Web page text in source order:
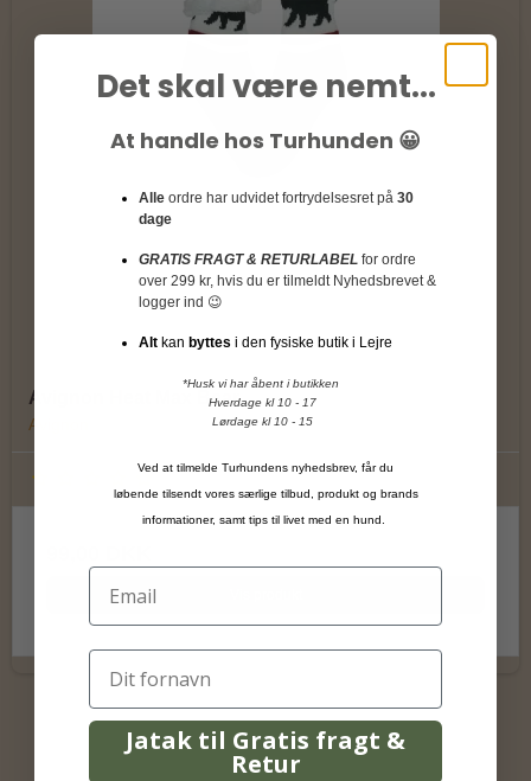
Avignon Heat Max Bear
Avignon
Det skal være nemt...
At handle hos Turhunden 😀
Alle ordre har udvidet fortrydelsesret på 30
dage
GRATIS FRAGT & RETURLABEL for ordre
over 299 kr, hvis du er tilmeldt Nyhedsbrevet &
logger ind 😉
Alt kan byttes i den fysiske butik i Lejre
*Husk vi har åbent i butikken
Hverdage kl 10 - 17
Lørdage kl 10 - 15
Ved at tilmelde Turhundens nyhedsbrev, får du
løbende tilsendt vores særlige tilbud, produkt og brands
informationer, samt tips til livet med en hund.
Jatak til Gratis fragt &
Retur